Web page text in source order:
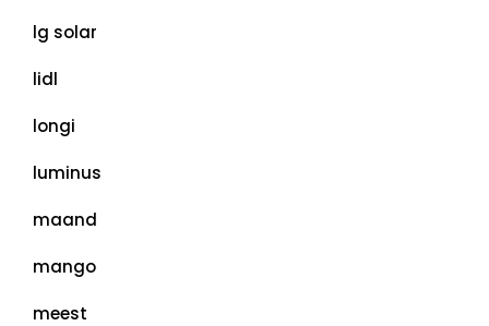
lg solar
lidl
longi
luminus
maand
mango
meest